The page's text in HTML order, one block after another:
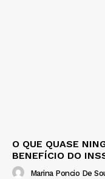
O QUE QUASE
BENEFÍCIO DO
Marina Poncio De